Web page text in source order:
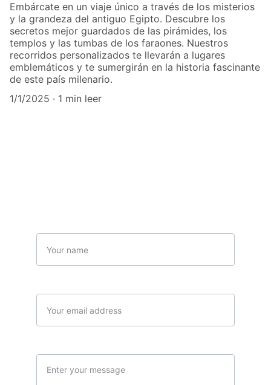
Embárcate en un viaje único a través de los misterios
y la grandeza del antiguo Egipto. Descubre los
secretos mejor guardados de las pirámides, los
templos y las tumbas de los faraones. Nuestros
recorridos personalizados te llevarán a lugares
emblemáticos y te sumergirán en la historia fascinante
de este país milenario.
1/1/2025
1 min leer